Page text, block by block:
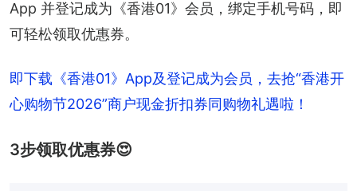
App 并登记成为《香港01》会员，绑定手机号码，即
可轻松领取优惠券。
即下载《香港01》App及登记成为会员，去抢“香港开
心购物节2026”商户现金折扣券同购物礼遇啦！
3步领取优惠券😍